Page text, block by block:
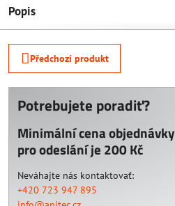
Popis
Předchozí produkt
Potrebujete poradiť?
Minimální cena objednávky
pro odeslání je 200 Kč
Neváhajte nás kontaktovať:
+420 723 947 895